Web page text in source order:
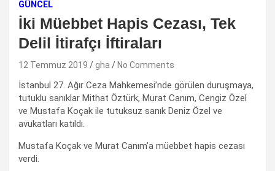
GÜNCEL
İki Müebbet Hapis Cezası, Tek
Delil İtirafçı İftiraları
12 Temmuz 2019 gha No Comments
İstanbul 27. Ağır Ceza Mahkemesi’nde görülen duruşmaya,
tutuklu sanıklar Mithat Öztürk, Murat Canım, Cengiz Özel
ve Mustafa Koçak ile tutuksuz sanık Deniz Özel ve
avukatları katıldı.
Mustafa Koçak ve Murat Canım’a müebbet hapis cezası
verdi.